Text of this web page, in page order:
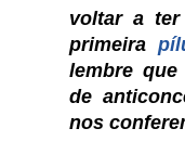
voltar a
primeira
lembre
de
nos